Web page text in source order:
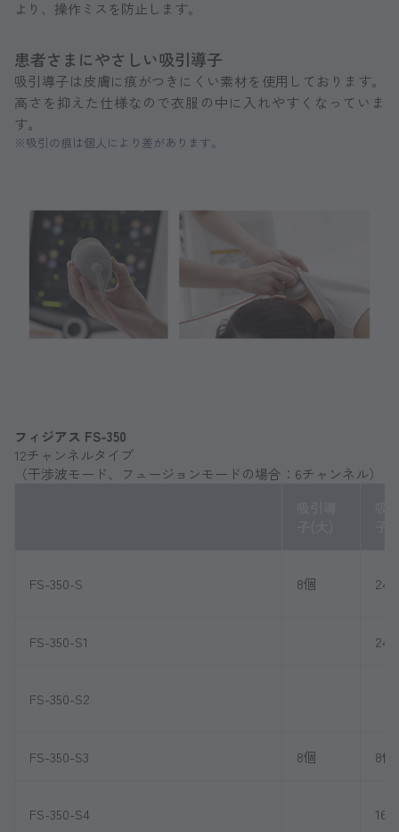
より、操作ミスを防止します。
患者さまにやさしい吸引導子
吸引導子は皮膚に痕がつきにくい素材を使用しております。
高さを抑えた仕様なので衣服の中に入れやすくなっていま
す。
※吸引の痕は個人により差があります。
フィジアス FS-350
12チャンネルタイプ
（干渉波モード、フュージョンモードの場合：6チャンネル）
FS-350-S 8個 24
FS-350-S1 24
FS-350-S2
FS-350-S3 8個 8個
FS-350-S4 16